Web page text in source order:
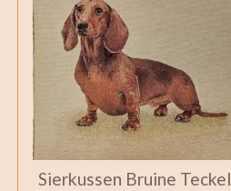
Sierkussen Bruine Teckel